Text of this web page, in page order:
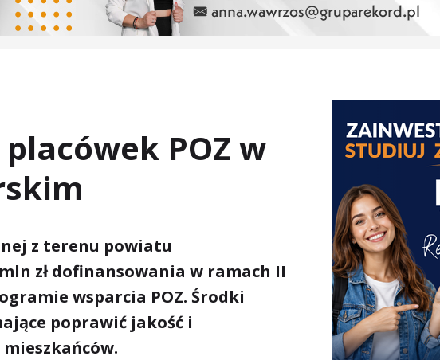
POZ w
z terenu powiatu
zł dofinansowania w ramach II
wsparcia POZ. Środki
poprawić jakość i